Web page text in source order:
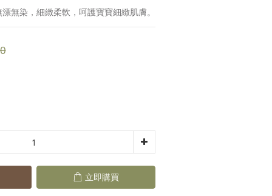
無染，細緻柔軟，呵護寶寶細緻肌膚。
立即購買